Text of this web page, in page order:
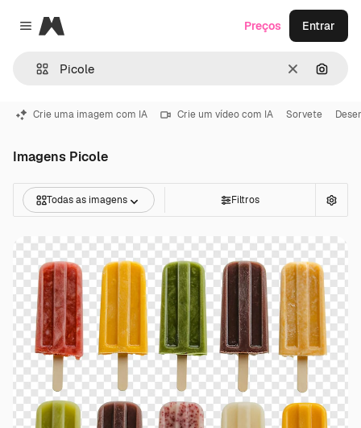
Close menu
Magnific
Limpar
Preços Entrar
Crie uma imagem com IA Crie um vídeo com IA Sorvete
Imagens Picole
Todas as imagens Filtros